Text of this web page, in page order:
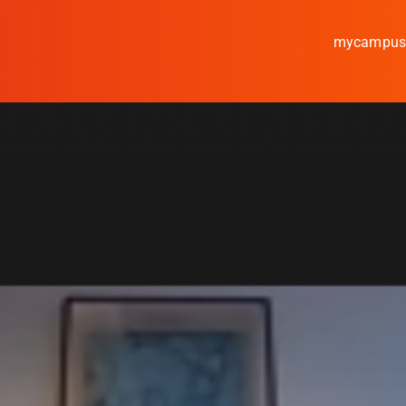
mycampus
Studieren
Regionalentwicklung
Entdecke die Region